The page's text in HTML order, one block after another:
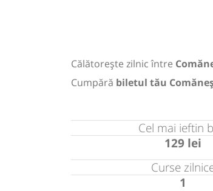
Călătorește zilnic între
Cumpără biletul tău
Cel mai ieftin
129 lei
Curse
1